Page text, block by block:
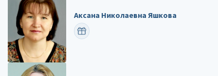
Аксана Николаевна Яшкова
ПОЗДРАВИТЬ